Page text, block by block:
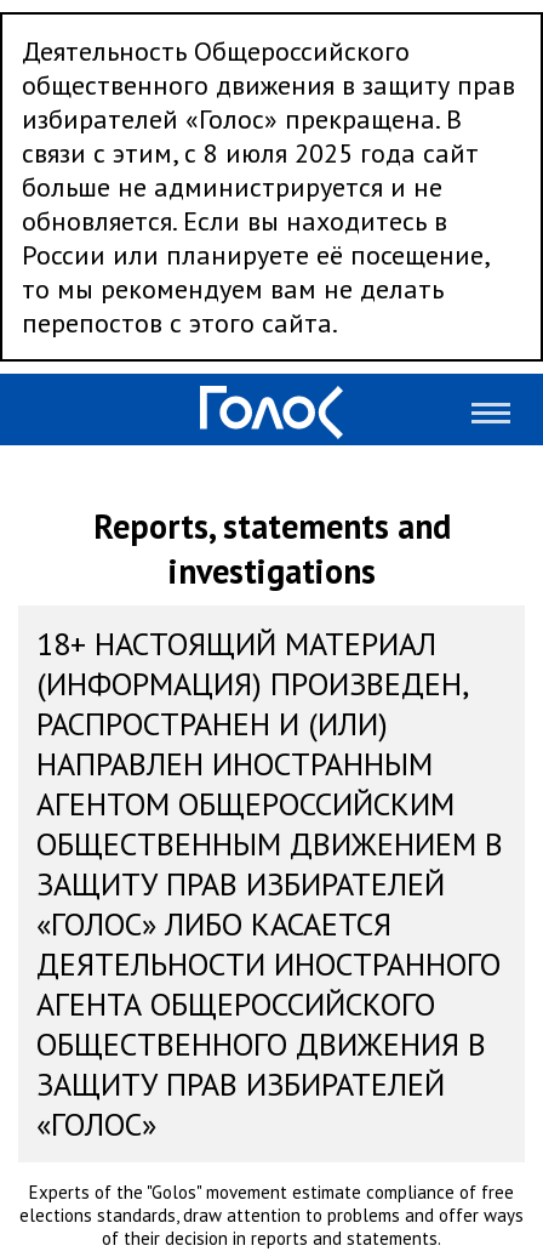
Деятельность Общероссийского
общественного движения в защиту прав
избирателей «Голос» прекращена. В
связи с этим, с 8 июля 2025 года сайт
больше не администрируется и не
обновляется. Если вы находитесь в
России или планируете её посещение,
то мы рекомендуем вам не делать
перепостов с этого сайта.
Reports, statements and
investigations
18+ НАСТОЯЩИЙ МАТЕРИАЛ
(ИНФОРМАЦИЯ) ПРОИЗВЕДЕН,
РАСПРОСТРАНЕН И (ИЛИ)
НАПРАВЛЕН ИНОСТРАННЫМ
АГЕНТОМ ОБЩЕРОССИЙСКИМ
ОБЩЕСТВЕННЫМ ДВИЖЕНИЕМ В
ЗАЩИТУ ПРАВ ИЗБИРАТЕЛЕЙ
«ГОЛОС» ЛИБО КАСАЕТСЯ
ДЕЯТЕЛЬНОСТИ ИНОСТРАННОГО
АГЕНТА ОБЩЕРОССИЙСКОГО
ОБЩЕСТВЕННОГО ДВИЖЕНИЯ В
ЗАЩИТУ ПРАВ ИЗБИРАТЕЛЕЙ
«ГОЛОС»
Experts of the "Golos" movement estimate compliance of free
elections standards, draw attention to problems and offer ways
of their decision in reports and statements.